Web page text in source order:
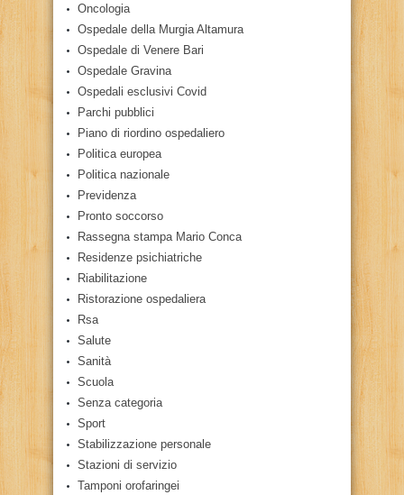
Oncologia
Ospedale della Murgia Altamura
Ospedale di Venere Bari
Ospedale Gravina
Ospedali esclusivi Covid
Parchi pubblici
Piano di riordino ospedaliero
Politica europea
Politica nazionale
Previdenza
Pronto soccorso
Rassegna stampa Mario Conca
Residenze psichiatriche
Riabilitazione
Ristorazione ospedaliera
Rsa
Salute
Sanità
Scuola
Senza categoria
Sport
Stabilizzazione personale
Stazioni di servizio
Tamponi orofaringei